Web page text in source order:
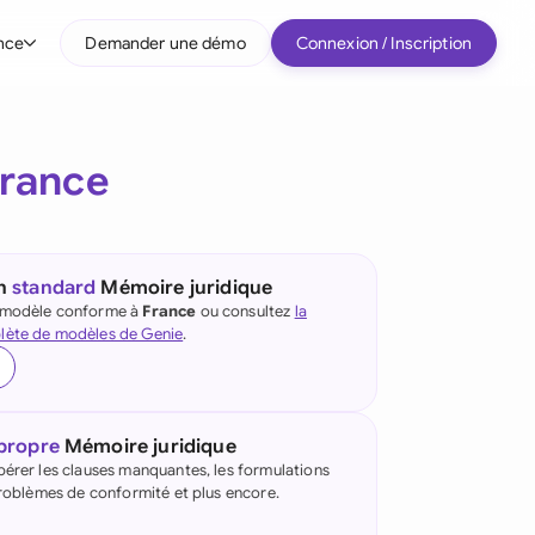
Entreprises intermédiaires
Tous les types d'entreprise
Demander une démo Connexion / Inscription
standard Mémoire juridique
conforme à France ou consultez la
de modèles de Genie.
Mémoire juridique
les clauses manquantes, les formulations
de conformité et plus encore.